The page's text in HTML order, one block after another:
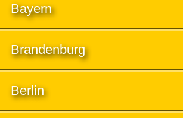
Bayern
Brandenburg
Berlin